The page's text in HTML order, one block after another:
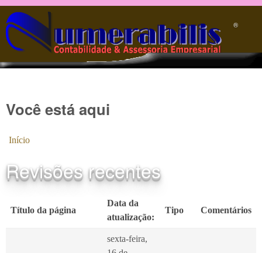
Pular para o conteúdo principal
®️
Você está aqui
Início
Revisões recentes
Título da página
Data da
atualização:
Tipo Comentários
sexta-feira,